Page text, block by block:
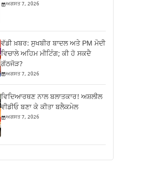
ਅਗਸਤ 7, 2026
ਵੱਡੀ ਖ਼ਬਰ: ਸੁਖਬੀਰ ਬਾਦਲ ਅਤੇ PM ਮੋਦੀ
ਵਿਚਾਲੇ ਅਹਿਮ ਮੀਟਿੰਗ; ਕੀ ਹੋ ਸਕਦੈ
ਗੱਠਜੋੜ?
ਅਗਸਤ 7, 2026
ਵਿਦਿਆਰਥਣ ਨਾਲ ਬਲਾਤਕਾਰ! ਅਸ਼ਲੀਲ
ਵੀਡੀਓ ਬਣਾ ਕੇ ਕੀਤਾ ਬਲੈਕਮੇਲ
ਅਗਸਤ 7, 2026